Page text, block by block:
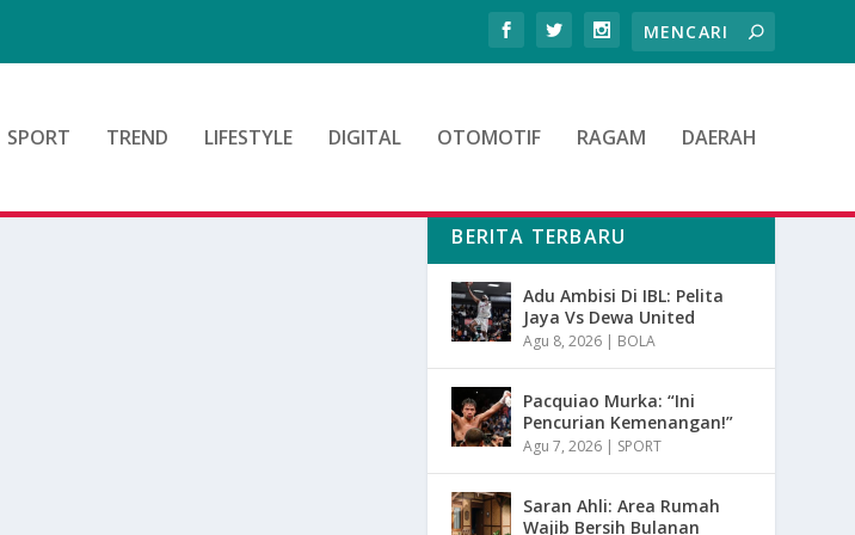
SPORT TREND LIFESTYLE DIGITAL OTOMOTIF RAGAM DAERAH
BERITA TERBARU
Adu Ambisi Di IBL: Pelita
Jaya Vs Dewa United
Agu 8, 2026 | BOLA
Pacquiao Murka: “Ini
Pencurian Kemenangan!”
Agu 7, 2026 | SPORT
Saran Ahli: Area Rumah
Wajib Bersih Bulanan